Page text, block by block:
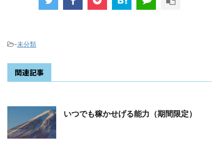
-未分類
関連記事
いつでも稼かせげる能力（期間限定）